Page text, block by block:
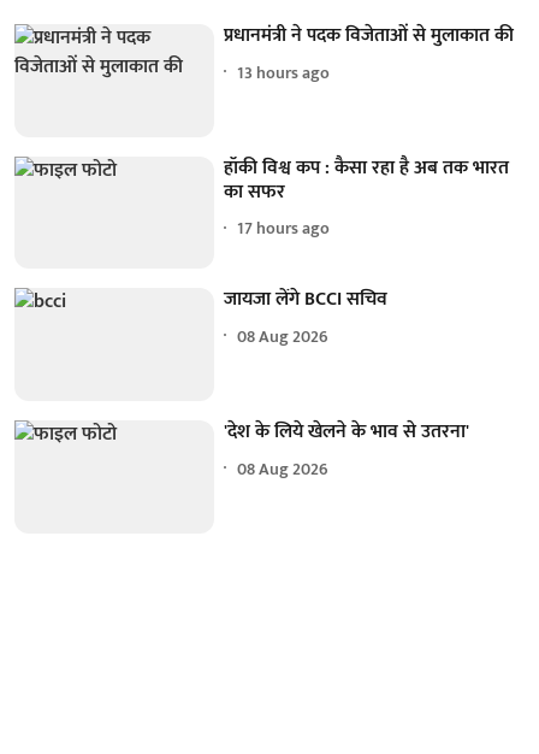
प्रधानमंत्री ने पदक विजेताओं से मुलाकात की
13 hours ago
हॉकी विश्व कप : कैसा रहा है अब तक भारत
का सफर
17 hours ago
जायजा लेंगे BCCI सचिव
08 Aug 2026
'देश के लिये खेलने के भाव से उतरना'
08 Aug 2026